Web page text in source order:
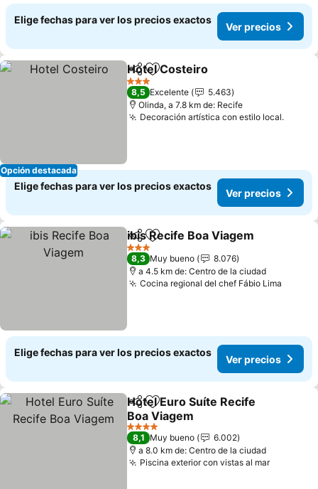
Elige fechas para ver los precios exactos
Ver precios
Opción destacada
CompartirAgregar a favoritos
Hotel Costeiro
3 Estrellas
8,5 Excelente
5.463
Olinda, a 7.8 km de: Recife
Decoración artística con estilo local.
Elige fechas para ver los precios exactos
Ver precios
CompartirAgregar a favoritos
ibis Recife Boa Viagem
3 Estrellas
8,3 Muy bueno
8.076
a 4.5 km de: Centro de la ciudad
Cocina regional del chef Fábio Lima
Elige fechas para ver los precios exactos
Ver precios
CompartirAgregar a favoritos
Hotel Euro Suíte Recife
Boa Viagem
4 Estrellas
8,1 Muy bueno
6.002
a 8.0 km de: Centro de la ciudad
Piscina exterior con vistas al mar